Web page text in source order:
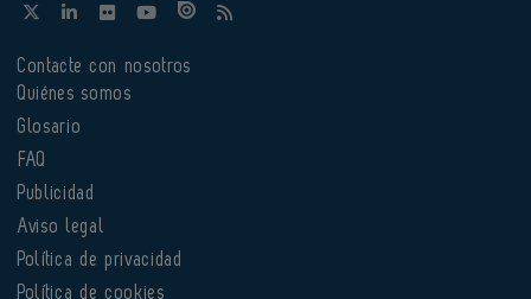
Contacte con nosotros
Quiénes somos
Glosario
FAQ
Publicidad
Aviso legal
Política de privacidad
Política de cookies